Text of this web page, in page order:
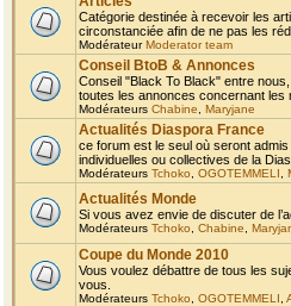
Catégorie destinée à recevoir les
circonstanciée afin de ne pas les
ModérateurModerator team
Conseil BtoB & Annonces
Conseil "Black To Black" entre
toutes les annonces concernant les
Modérateurs Chabine Maryjane
Actualités Diaspora France
ce forum est le seul où seront
individuelles ou collectives de la
Modérateurs Tchoko OGOTEMMELI
Actualités Monde
Si vous avez envie de discuter de
Modérateurs Tchoko Chabine
Coupe du Monde 2010
Vous voulez débattre de tous les
vous.
Modérateurs Tchoko OGOTEMMELI